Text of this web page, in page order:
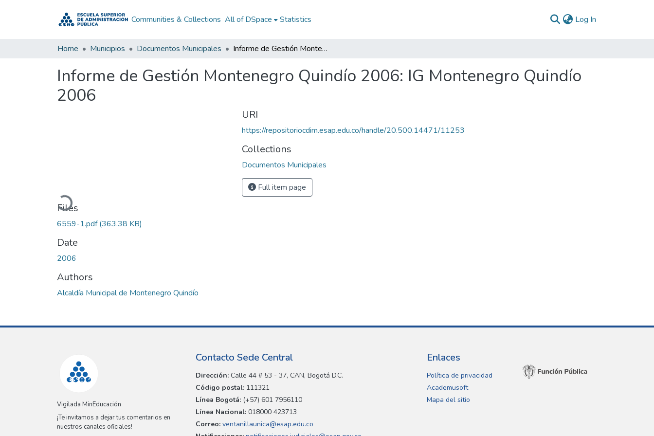
Communities & Collections All of DSpace Statistics Log In
Home Municipios Documentos Municipales Informe de Gestión Montenegro Quindío 2006: IG Montenegro Quindío 2006
Informe de Gestión Montenegro Quindío 2006: IG Montenegro Quindío
2006
Loading...
Files
6559-1.pdf(363.38 KB)
Date
2006
Authors
Alcaldía Municipal de Montenegro Quindío
URI
https://repositoriocdim.esap.edu.co/handle/20.500.14471/11253
Collections
Documentos Municipales
Full item page
Vigilada MinEducación
¡Te invitamos a dejar tus comentarios en
nuestros canales oficiales!
Contacto Sede Central
Dirección: Calle 44 # 53 - 37, CAN, Bogotá D.C.
Código postal: 111321
Línea Bogotá: (+57) 601 7956110
Línea Nacional: 018000 423713
Correo: ventanillaunica@esap.edu.co
Enlaces
Política de privacidad
Academusoft
Mapa del sitio